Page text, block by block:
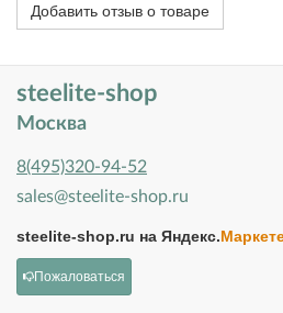
Добавить отзыв о товаре
steelite-shop
Москва
8(495)320-94-52
sales@steelite-shop.ru
steelite-shop.ru на Яндекс.
Пожаловаться